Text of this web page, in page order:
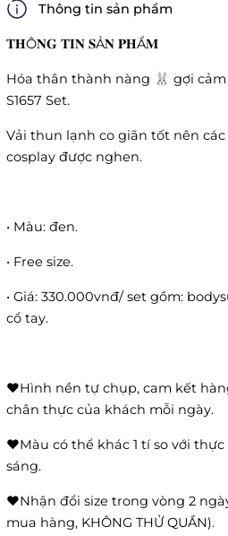
Thông tin sản phẩm
𝐓𝐇Ô𝐍𝐆 𝐓𝐈𝐍 𝐒Ả𝐍 𝐏𝐇Ẩ𝐌
Hóa thân thành nàng 🐰 gợi
S1657 Set.
Vải thun lạnh co giãn tốt nên
cosplay được nghen.
• Màu: đen.
• Free size.
• Giá: 330.000vnđ/ set gồm:
cổ tay.
❤️Hình nền tự chụp, cam kết
chân thực của khách mỗi ngày.
❤️Màu có thể khác 1 tí so với
sáng.
❤️Nhận đổi size trong vòng 2
mua hàng, KHÔNG THỬ QUẦN).